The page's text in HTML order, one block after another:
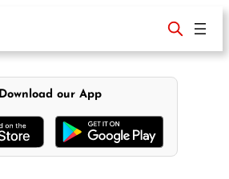
Download our App